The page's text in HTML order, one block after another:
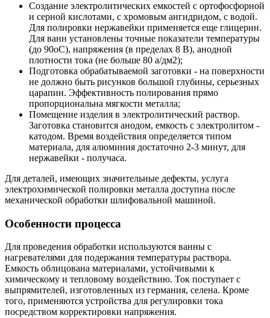
Создание электролитических емкостей с ортофосфорной
и серной кислотами, с хромовым ангидридом, с водой.
Для полировки нержавейки применяется еще глицерин.
Для ванн установлены точные показатели температуры
(до 90оС), напряжения (в пределах 8 В), анодной
плотности тока (не больше 80 а/дм2);
Подготовка обрабатываемой заготовки - на поверхности
не должно быть рисунков большой глубины, серьезных
царапин. Эффективность полирования прямо
пропорциональна мягкости металла;
Помещение изделия в электролитический раствор.
Заготовка становится анодом, емкость с электролитом -
катодом. Время воздействия определяется типом
материала, для алюминия достаточно 2-3 минут, для
нержавейки - получаса.
Для деталей, имеющих значительные дефекты, услуга
электрохимической полировки металла доступна после
механической обработки шлифовальной машиной.
Особенности процесса
Для проведения обработки используются ванны с
нагревателями для подержания температуры раствора.
Емкость облицована материалами, устойчивыми к
химическому и тепловому воздействию. Ток поступает с
выпрямителей, изготовленных из германия, селена. Кроме
того, применяются устройства для регулировки тока
посредством корректировки напряжения.